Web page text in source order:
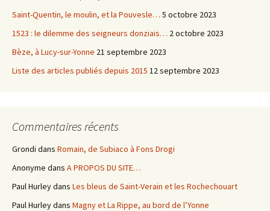
Saint-Quentin, le moulin, et la Pouvesle… 5 octobre 2023
1523 : le dilemme des seigneurs donziais… 2 octobre 2023
Bèze, à Lucy-sur-Yonne 21 septembre 2023
Liste des articles publiés depuis 2015 12 septembre 2023
Commentaires récents
Grondi dans Romain, de Subiaco à Fons Drogi
Anonyme dans A PROPOS DU SITE…
Paul Hurleydans Les bleus de Saint-Verain et les Rochechouart
Paul Hurleydans Magny et La Rippe, au bord de l’Yonne